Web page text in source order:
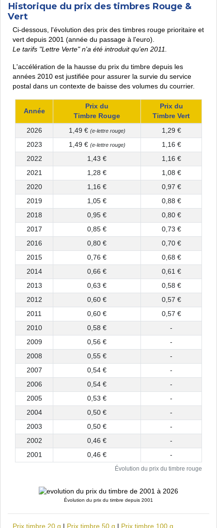
Historique du prix des timbres Rouge &
Vert
Ci-dessous, l'évolution des prix des timbres rouge prioritaire et
vert depuis 2001 (année du passage à l'euro).
Le tarifs "Lettre Verte" n'a été introduit qu'en 2011.
L'accélération de la hausse du prix du timbre depuis les
années 2010 est justifiée pour assurer la survie du service
postal dans un contexte de baisse des volumes du courrier.
Évolution du prix du timbre rouge
Année
Prix du
Timbre Rouge
Prix du
Timbre Vert
2026
1,49 € (e-lettre rouge)
1,29 €
2023
1,49 € (e-lettre rouge)
1,16 €
2022
1,43 €
1,16 €
2021
1,28 €
1,08 €
2020
1,16 €
0,97 €
2019
1,05 €
0,88 €
2018
0,95 €
0,80 €
2017
0,85 €
0,73 €
2016
0,80 €
0,70 €
2015
0,76 €
0,68 €
2014
0,66 €
0,61 €
2013
0,63 €
0,58 €
2012
0,60 €
0,57 €
2011
0,60 €
0,57 €
2010
0,58 €
-
2009
0,56 €
-
2008
0,55 €
-
2007
0,54 €
-
2006
0,54 €
-
2005
0,53 €
-
2004
0,50 €
-
2003
0,50 €
-
2002
0,46 €
-
2001
0,46 € -
Évolution du prix du timbre depuis 2001
Prix timbre 20 g Prix timbre 50 g Prix timbre 100 g